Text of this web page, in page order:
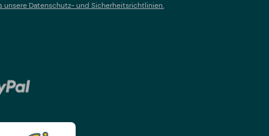
unsere Datenschutz- und Sicherheitsrichtlinien.